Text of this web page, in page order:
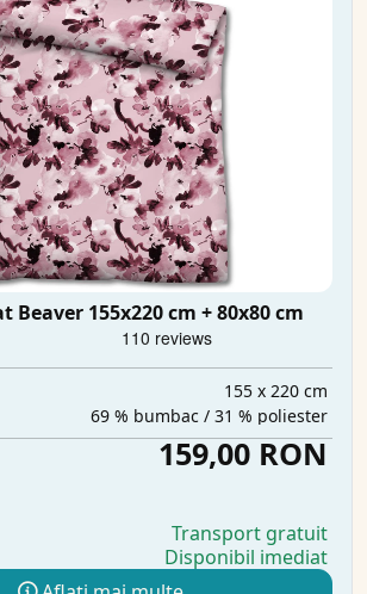
Beaver 155x220 cm + 80x80 cm
155 x 220 cm
69 % bumbac / 31 % poliester
159,00 RON
Transport gratuit
Disponibil imediat